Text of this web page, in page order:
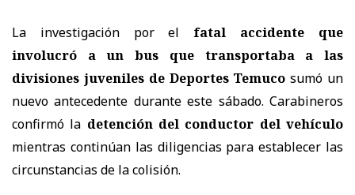
La investigación por el fatal accidente que
involucró a un bus que transportaba a las
divisiones juveniles de Deportes Temuco sumó un
nuevo antecedente durante este sábado. Carabineros
confirmó la detención del conductor del vehículo
mientras continúan las diligencias para establecer las
circunstancias de la colisión.